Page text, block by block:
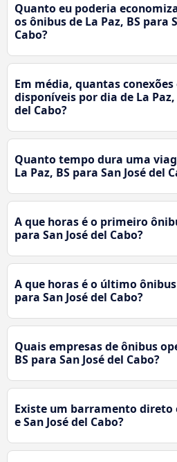
Quanto eu poderia
os ônibus de La Paz, BS para
Cabo?
Em média, quantas conexões
disponíveis por dia de La Paz,
del Cabo?
Quanto tempo dura uma
La Paz, BS para San José del
A que horas é o primeiro
para San José del Cabo?
A que horas é o último ônibus
para San José del Cabo?
Quais empresas de ônibus
BS para San José del Cabo?
Existe um barramento direto
e San José del Cabo?